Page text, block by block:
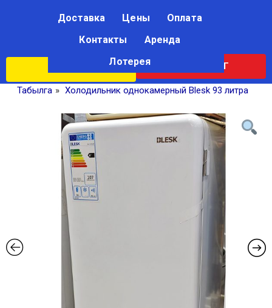
КАТАЛОГ
Доставка Цены
Оплата
Контакты
Аренда
Лотерея
Табылга » Холодильник однокамерный Blesk 93 литра